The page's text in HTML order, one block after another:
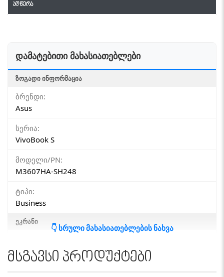
აღწერა
დამატებითი მახასიათებლები
ᲖᲝᲒᲐᲓᲘ ᲘᲜᲤᲝᲠᲛᲐᲪᲘᲐ
ბრენდი:
Asus
სერია:
VivoBook S
მოდელი/PN:
M3607HA-SH248
ტიპი:
Business
ᲔᲙᲠᲐᲜᲘ
16"
სენსორული ეკრანი:
👇 სრული მახასიათებლების ნახვა
მსგავსი პროდუქტები